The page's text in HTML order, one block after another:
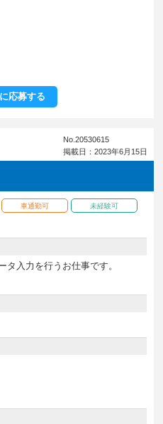
応募する
No.20530615
掲載日：2023年6月15日
車通勤可 未経験可
タ入力を行うお仕事です。